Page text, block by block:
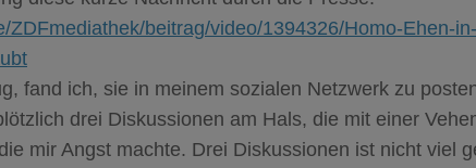
ZDFmediathek/beitrag/video/1394326/Homo-Ehen-
fand ich, sie in meinem sozialen Netzwerk zu
drei Diskussionen am Hals, die mit einer
mir Angst machte. Drei Diskussionen ist nicht viel